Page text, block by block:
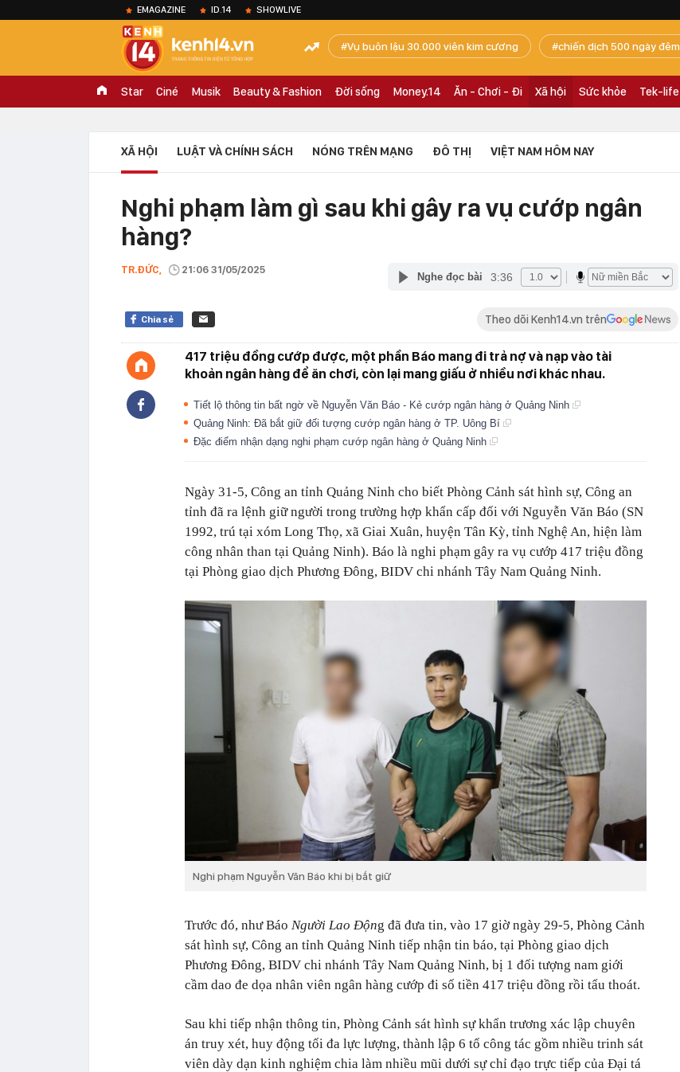
EMAGAZINE ID.14 SHOWLIVE
Vụ buôn lậu 30.000 viên kim cương chiến dịch 500 ngày đêm
Star Ciné Musik Beauty & Fashion Đời sống Money.14 Ăn - Chơi - Đi Xã hội Sức khỏe Tek-life
XÃ HỘI LUẬT VÀ CHÍNH SÁCH NÓNG TRÊN MẠNG ĐÔ THỊ VIỆT NAM HÔM NAY
Nghi phạm làm gì sau khi gây ra vụ cướp ngân
hàng?
TR.ĐỨC, 21:06 31/05/2025
Nghe đọc bài 3:36
Chia sẻ Theo dõi Kenh14.vn trên
417 triệu đồng cướp được, một phần Báo mang đi trả nợ và nạp vào tài
khoản ngân hàng để ăn chơi, còn lại mang giấu ở nhiều nơi khác nhau.
Tiết lộ thông tin bất ngờ về Nguyễn Văn Báo - Kẻ cướp ngân hàng ở Quảng Ninh
Quảng Ninh: Đã bắt giữ đối tượng cướp ngân hàng ở TP. Uông Bí
Đặc điểm nhận dạng nghi phạm cướp ngân hàng ở Quảng Ninh
Ngày 31-5, Công an tỉnh Quảng Ninh cho biết Phòng Cảnh sát hình sự, Công an
tỉnh đã ra lệnh giữ người trong trường hợp khẩn cấp đối với Nguyễn Văn Báo (SN
1992, trú tại xóm Long Thọ, xã Giai Xuân, huyện Tân Kỳ, tỉnh Nghệ An, hiện làm
công nhân than tại Quảng Ninh). Báo là nghi phạm gây ra vụ cướp 417 triệu đồng
tại Phòng giao dịch Phương Đông, BIDV chi nhánh Tây Nam Quảng Ninh.
Nghi phạm Nguyễn Văn Báo khi bị bắt giữ
Trước đó, như Báo Người Lao Động đã đưa tin, vào 17 giờ ngày 29-5, Phòng Cảnh
sát hình sự, Công an tỉnh Quảng Ninh tiếp nhận tin báo, tại Phòng giao dịch
Phương Đông, BIDV chi nhánh Tây Nam Quảng Ninh, bị 1 đối tượng nam giới
cầm dao đe dọa nhân viên ngân hàng cướp đi số tiền 417 triệu đồng rồi tẩu thoát.
Sau khi tiếp nhận thông tin, Phòng Cảnh sát hình sự khẩn trương xác lập chuyên
án truy xét, huy động tối đa lực lượng, thành lập 6 tổ công tác gồm nhiều trinh sát
viên dày dạn kinh nghiệm chia làm nhiều mũi dưới sự chỉ đạo trực tiếp của Đại tá